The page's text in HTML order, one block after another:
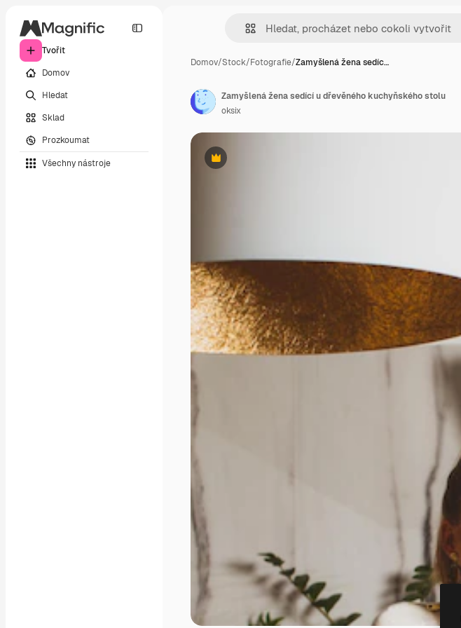
Tvořit
Domov
Hledat
Sklad
Prozkoumat
Všechny nástroje
Domov/Stock/Fotografie/Zamyšlená žena sedíc…
Premium
Zamyšlená žena sedící u dřevěného kuchyňského stolu
oksix